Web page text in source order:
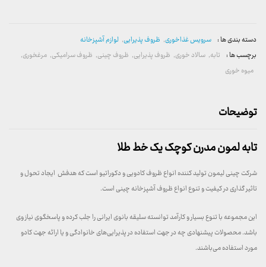
دسته بندی ها : سرویس غذاخوری, ظروف پذیرایی, لوازم آشپزخانه
برچسب ها : تابه, سالاد خوری, ظروف پذیرایی, ظروف چینی, ظروف سرامیکی, مرغخوری,
میوه خوری
توضیحات
تابه لمون مدرن کوچک یک خط طلا
شرکت چینی لیمون تولید کننده انواع ظروف کادویی و دکوراتیو است که هدفش ایجاد تحول و
تاثیر گذاری در کیفیت و تنوع انواع ظروف آشپزخانه چینی است.
این مجموعه با تنوع بسیار و کارآمد توانسته سلیقه بانوی ایرانی را جلب کرده و پاسخگوی نیاز وی
باشد. محصولات پیشنهادی چه در جهت استفاده در پذیرایی‌های خانوادگی و یا ارائه جهت کادو
مورد استفاده می‌باشند.